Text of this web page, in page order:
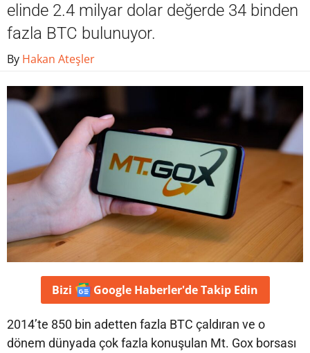
elinde 2.4 milyar dolar değerde 34 binden
fazla BTC bulunuyor.
By Hakan Ateşler
Bizi Google Haberler'deTakip Edin
2014’te 850 bin adetten fazla BTC çaldıran ve o
dönem dünyada çok fazla konuşulan Mt. Gox borsası